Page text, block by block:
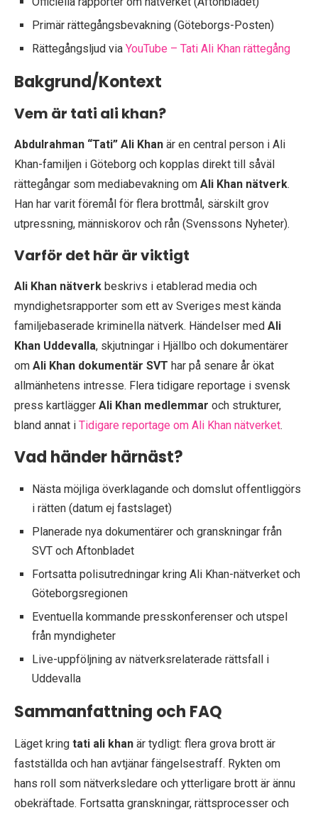
Primär rättegångsbevakning (Göteborgs-Posten)
Rättegångsljud via YouTube – Tati Ali Khan rättegång
Bakgrund/Kontext
Vem är tati ali khan?
Abdulrahman “Tati” Ali Khan är en central person i Ali
Khan-familjen i Göteborg och kopplas direkt till såväl
rättegångar som mediabevakning om Ali Khan nätverk.
Han har varit föremål för flera brottmål, särskilt grov
utpressning, människorov och rån (Svenssons Nyheter).
Varför det här är viktigt
Ali Khan nätverk beskrivs i etablerad media och
myndighetsrapporter som ett av Sveriges mest kända
familjebaserade kriminella nätverk. Händelser med Ali
Khan Uddevalla, skjutningar i Hjällbo och dokumentärer
om Ali Khan dokumentär SVT har på senare år ökat
allmänhetens intresse. Flera tidigare reportage i svensk
press kartlägger Ali Khan medlemmar och strukturer,
bland annat i Tidigare reportage om Ali Khan nätverket.
Vad händer härnäst?
Nästa möjliga överklagande och domslut offentliggörs
i rätten (datum ej fastslaget)
Planerade nya dokumentärer och granskningar från
SVT och Aftonbladet
Fortsatta polisutredningar kring Ali Khan-nätverket och
Göteborgsregionen
Eventuella kommande presskonferenser och utspel
från myndigheter
Live-uppföljning av nätverksrelaterade rättsfall i
Uddevalla
Sammanfattning och FAQ
Läget kring tati ali khan är tydligt: flera grova brott är
fastställda och han avtjänar fängelsestraff. Rykten om
hans roll som nätverksledare och ytterligare brott är ännu
obekräftade. Fortsatta granskningar, rättsprocesser och